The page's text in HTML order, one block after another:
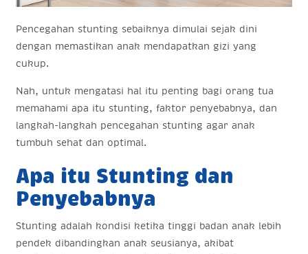
Pencegahan stunting sebaiknya dimulai sejak dini
dengan memastikan anak mendapatkan gizi yang
cukup.
Nah, untuk mengatasi hal itu penting bagi orang tua
memahami apa itu stunting, faktor penyebabnya, dan
langkah-langkah pencegahan stunting agar anak
tumbuh sehat dan optimal.
Apa itu Stunting dan
Penyebabnya
Stunting adalah kondisi ketika tinggi badan anak lebih
pendek dibandingkan anak seusianya, akibat